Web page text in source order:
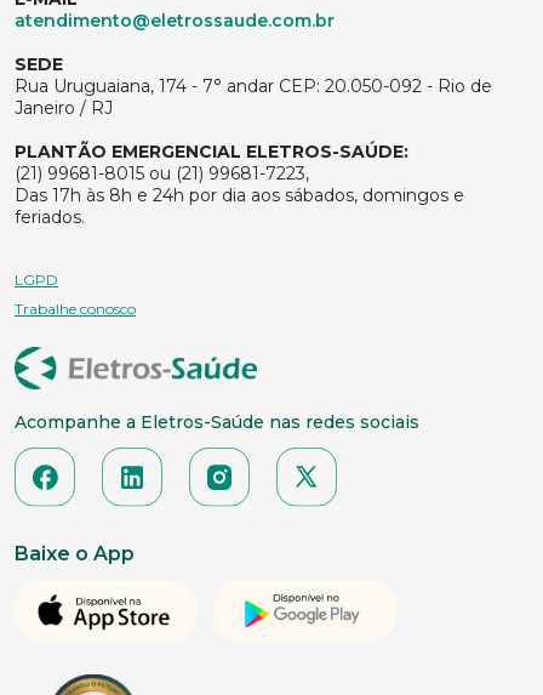
atendimento@eletrossaude.com.br
SEDE
Rua Uruguaiana, 174 - 7° andar CEP: 20.050-092 - Rio de
Janeiro / RJ
PLANTÃO EMERGENCIAL ELETROS-SAÚDE:
(21) 99681-8015 ou (21) 99681-7223,
Das 17h às 8h e 24h por dia aos sábados, domingos e
feriados.
LGPD
Trabalhe conosco
Acompanhe a Eletros-Saúde nas redes sociais
Baixe o App